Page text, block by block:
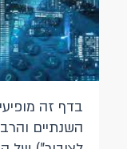
בדף זה
השנתיים